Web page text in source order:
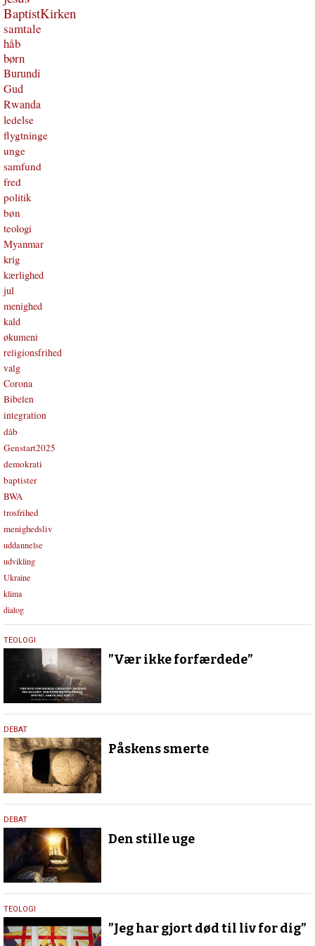
BaptistKirken
samtale
håb
børn
Burundi
Gud
Rwanda
ledelse
flygtninge
unge
samfund
fred
politik
bøn
teologi
Myanmar
krig
kærlighed
jul
menighed
kald
økumeni
religionsfrihed
valg
Corona
Bibelen
integration
dåb
Genstart2025
demokrati
baptister
BWA
trosfrihed
menighedsliv
uddannelse
udvikling
Ukraine
klima
dialog
4.
april
2026
TEOLOGI
”Vær ikke forfærdede”
17.
april
2025
DEBAT
Påskens smerte
28.
marts
2024
DEBAT
Den stille uge
27.
juli
2023
TEOLOGI
”Jeg har gjort død til liv for dig”